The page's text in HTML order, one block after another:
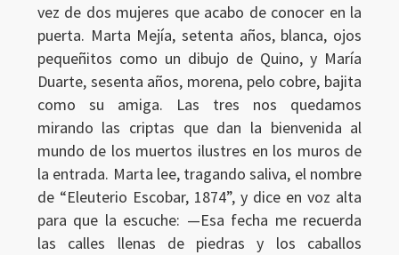
vez de dos mujeres que acabo de conocer en la
puerta. Marta Mejía, setenta años, blanca, ojos
pequeñitos como un dibujo de Quino, y María
Duarte, sesenta años, morena, pelo cobre, bajita
como su amiga. Las tres nos quedamos
mirando las criptas que dan la bienvenida al
mundo de los muertos ilustres en los muros de
la entrada. Marta lee, tragando saliva, el nombre
de “Eleuterio Escobar, 1874”, y dice en voz alta
para que la escuche: —Esa fecha me recuerda
las calles llenas de piedras y los caballos